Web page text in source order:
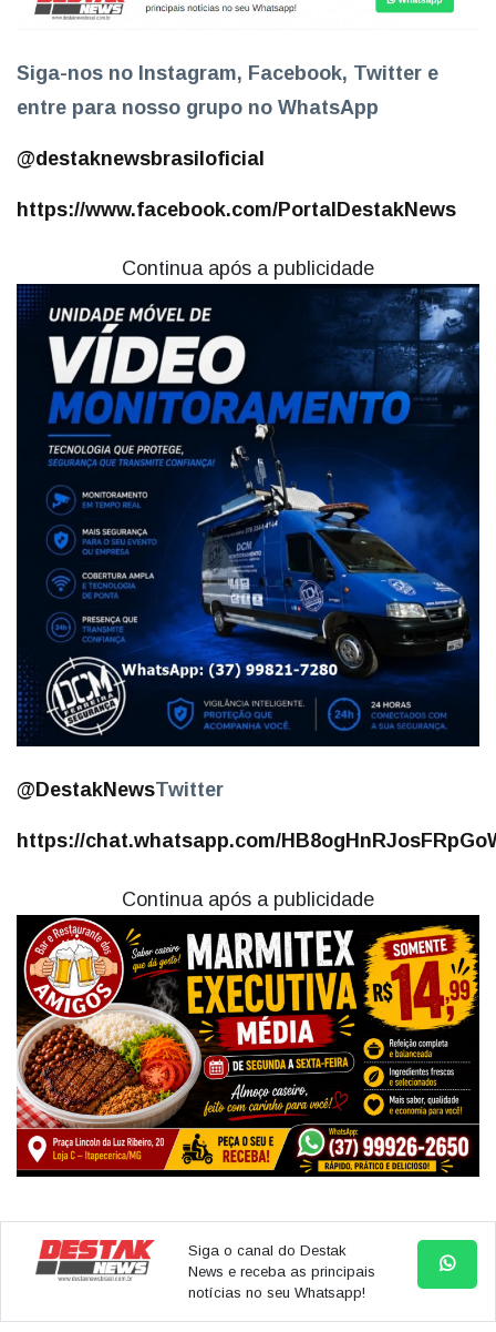
Siga-nos no Instagram, Facebook, Twitter e
entre para nosso grupo no WhatsApp
@destaknewsbrasiloficial
https://www.facebook.com/PortalDestakNews
Continua após a publicidade
@DestakNewsTwitter
https://chat.whatsapp.com/
Continua após a publicidade
Siga o canal do Destak
News e receba as principais
notícias no seu Whatsapp!